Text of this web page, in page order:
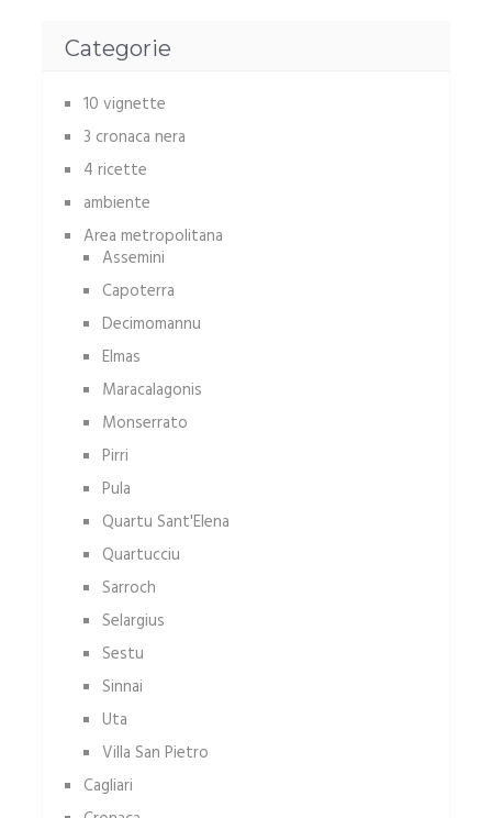
Categorie
10 vignette
3 cronaca nera
4 ricette
ambiente
Area metropolitana
Assemini
Capoterra
Decimomannu
Elmas
Maracalagonis
Monserrato
Pirri
Pula
Quartu Sant'Elena
Quartucciu
Sarroch
Selargius
Sestu
Sinnai
Uta
Villa San Pietro
Cagliari